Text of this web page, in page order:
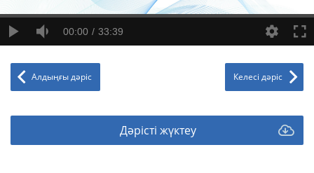
00:00 33:39
Алдыңғы дәріс Келесі дәріс
Дәрісті жүктеу